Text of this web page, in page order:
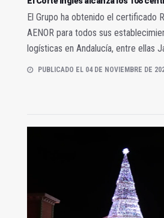
El Grupo ha obtenido el certificado
AENOR para todos sus
logísticas en Andalucía, entre ellas
PUBLICADO EL 04 DE NOVIEMBRE DE